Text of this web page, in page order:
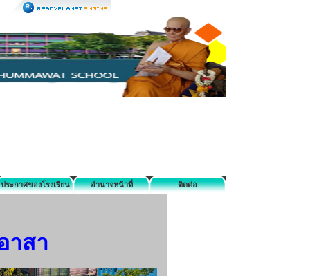
ประกาศของโรงเรียน อำนาจหน้าที่ ติดต่อ
าสา